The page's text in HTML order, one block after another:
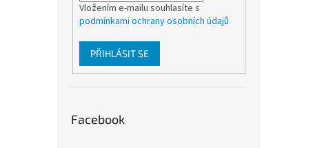
Vložením e-mailu souhlasíte s
podmínkami ochrany osobních údajů
PŘIHLÁSIT SE
Facebook